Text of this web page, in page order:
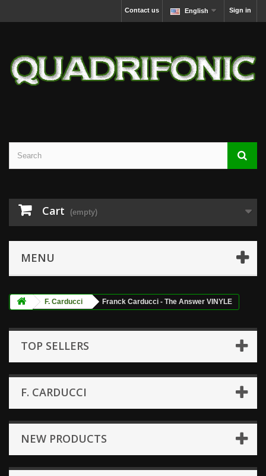
Sign in
English
Contact us
Cart (empty)
MENU
F. Carducci Franck Carducci - The Answer VINYLE
TOP SELLERS
F. CARDUCCI
NEW PRODUCTS